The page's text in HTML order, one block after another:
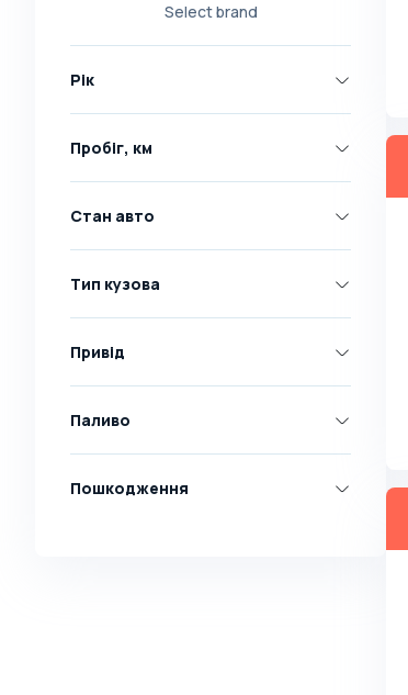
Opel
Skoda
Volkswagen
Abarth
AC
Acura
Adler
Alfa Romeo
Select brand
Рік
Пробіг, км
Стан авто
Тип кузова
Привід
Паливо
Пошкодження